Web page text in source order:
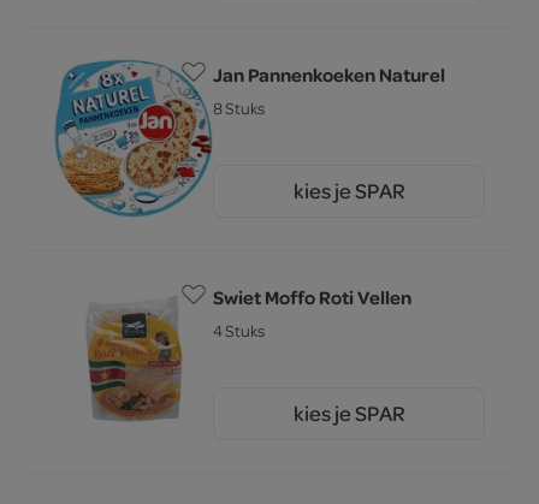
Jan Pannenkoeken Naturel
8 Stuks
kies je SPAR
Swiet Moffo Roti Vellen
4 Stuks
kies je SPAR